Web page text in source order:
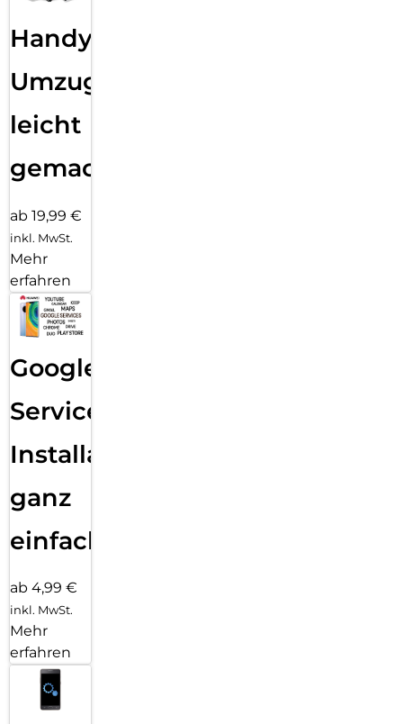
Handy
Umzug
leicht
gemacht!
ab 19,99 €
inkl. MwSt.
Mehr
erfahren
Google
Services
Installation
ganz
einfach
ab 4,99 €
inkl. MwSt.
Mehr
erfahren